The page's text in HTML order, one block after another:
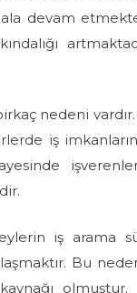
devam
nedeni
iş
iş arama
Bu
olmuştur.